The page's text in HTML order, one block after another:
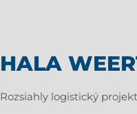
HALA
Rozsiahly logistický